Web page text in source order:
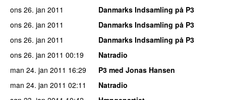
ons 26. jan 2011
Danmarks Indsamling på P3
ons 26. jan 2011
Danmarks Indsamling på P3
ons 26. jan 2011
Danmarks Indsamling på P3
ons 26. jan 2011 00:19
Natradio
man 24. jan 2011 16:29
P3 med Jonas Hansen
man 24. jan 2011 02:11
Natradio